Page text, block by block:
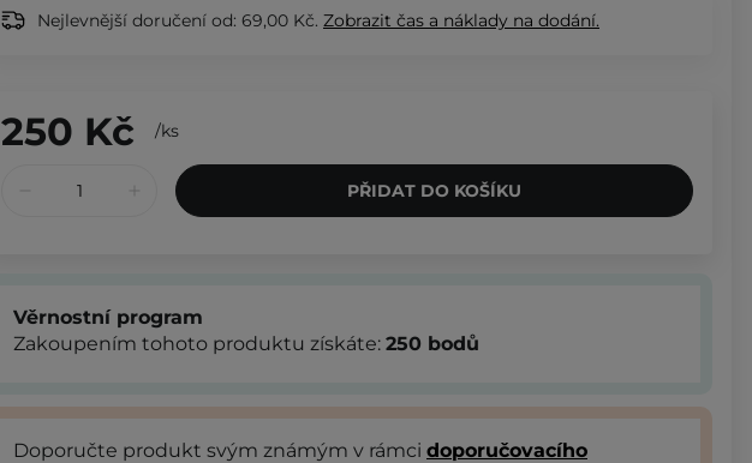
Nejlevnější doručení od: 69,00 Kč. Zobrazit čas a náklady na dodání.
250 Kč /ks
PŘIDAT DO KOŠÍKU
Věrnostní program
Zakoupením tohoto produktu získáte: 250 bodů
Doporučte produkt svým známým v rámci doporučovacího